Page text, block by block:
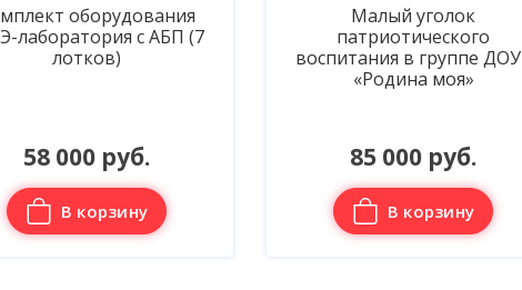
Малый уголок
патриотического
воспитания в группе ДОУ -
85 000 руб.
В корзину
комплект
320
В